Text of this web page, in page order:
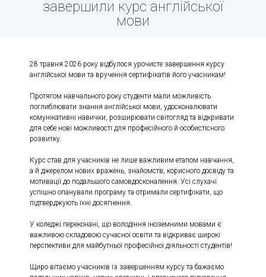
завершили курс англійської
мови
28 травня 2026 року відбулося урочисте завершення курсу
англійської мови та вручення сертифікатів його учасникам!
Протягом навчального року студенти мали можливість
поглиблювати знання англійської мови, удосконалювати
комунікативні навички, розширювати світогляд та відкривати
для себе нові можливості для професійного й особистісного
розвитку.
Курс став для учасників не лише важливим етапом навчання,
а й джерелом нових вражень, знайомств, корисного досвіду та
мотивації до подальшого самовдосконалення. Усі слухачі
успішно опанували програму та отримали сертифікати, що
підтверджують їхні досягнення.
У коледжі переконані, що володіння іноземними мовами є
важливою складовою сучасної освіти та відкриває широкі
перспективи для майбутньої професійної діяльності студентів!
Щиро вітаємо учасників із завершенням курсу та бажаємо